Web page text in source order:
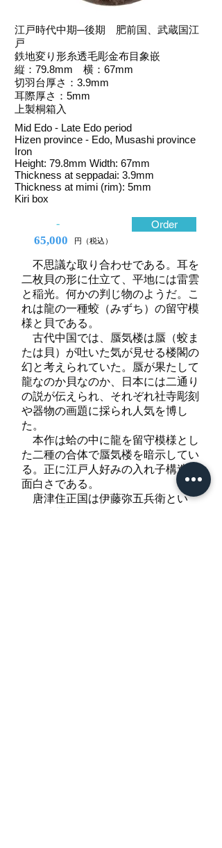
江戸時代中期─後期 肥前国、武蔵国江
戸
鉄地変り形糸透毛彫金布目象嵌
縦：79.8mm 横：67mm
切羽台厚さ：3.9mm
耳際厚さ：5mm
上製桐箱入
Mid Edo - Late Edo period
Hizen province - Edo, Musashi province
Iron
Height: 79.8mm Width: 67mm
Thickness at seppadai: 3.9mm
Thickness at mimi (rim): 5mm
Kiri box
-
65,000 円（税込）
Order
不思議な取り合わせである。耳を
二枚貝の形に仕立て、平地には雷雲
と稲光。何かの判じ物のようだ。こ
れは龍の一種蛟（みずち）の留守模
様と貝である。
古代中国では、蜃気楼は蜃（蛟ま
たは貝）が吐いた気が見せる楼閣の
幻と考えられていた。蜃が果たして
龍なのか貝なのか、日本には二通り
の説が伝えられ、それぞれ社寺彫刻
や器物の画題に採られ人気を博し
た。
本作は蛤の中に龍を留守模様とし
た二種の合体で蜃気楼を暗示してい
る。正に江戸人好みの入れ子構造の
面白さである。
唐津住正国は伊藤弥五兵衛とい